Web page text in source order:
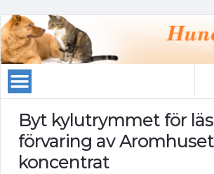
Byt kylutrymmet för
förvaring av
koncentrat